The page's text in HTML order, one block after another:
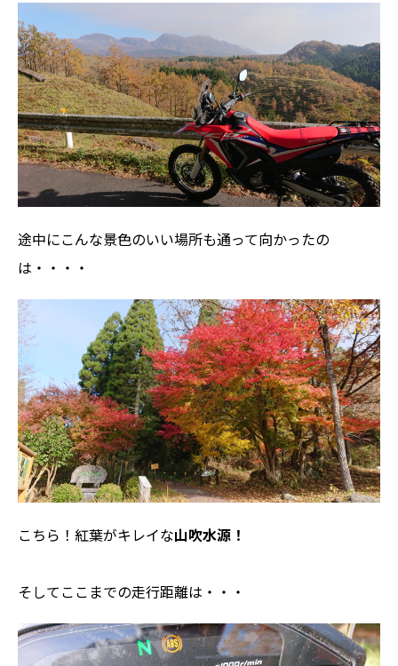
途中にこんな景色のいい場所も通って向かったの
は・・・・
こちら！紅葉がキレイな山吹水源！
そしてここまでの走行距離は・・・